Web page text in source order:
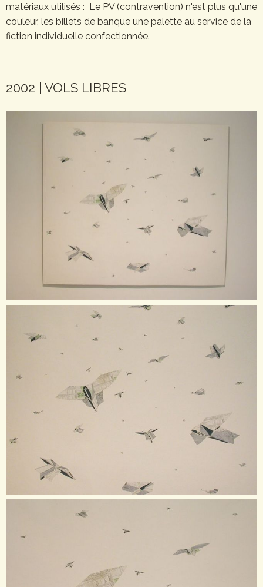
matériaux utilisés : Le PV (contravention) n'est plus qu'une
couleur, les billets de banque une palette au service de la
fiction individuelle confectionnée.
2002 | VOLS LIBRES